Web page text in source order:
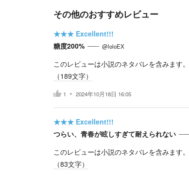
その他のおすすめレビュー
★★★ Excellent!!!
糖度200%
@loloEX
このレビューは小説のネタバレを含みます。
（189文字）
1 2024年10月18日 16:05
★★★ Excellent!!!
つらい、青春が眩しすぎて耐えられない
このレビューは小説のネタバレを含みます。
（83文字）